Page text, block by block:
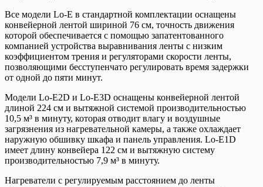
Все модели Lo-E в стандартной комплектации оснащены
конвейерной лентой шириной 76 см, точность движения
которой обеспечивается с помощью запатентованного
компанией устройства выравнивания ленты с низким
коэффициентом трения и регуляторами скорости ленты,
позволяющими бесступенчато регулировать время задержки
от одной до пяти минут.
Модели Lo-E2D и Lo-E3D оснащены конвейерной лентой
длиной 224 см и вытяжной системой производительностью
10,5 м³ в минуту, которая отводит влагу и воздушные
загрязнения из нагревательной камеры, а также охлаждает
наружную обшивку шкафа и панель управления. Lo-E1D
имеет длину конвейера 122 см и вытяжную систему
производительностью 7,9 м³ в минуту.
Нагреватели с регулируемым расстоянием до ленты